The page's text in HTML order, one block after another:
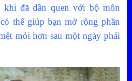
khi đã dần quen với bộ môn
thể giúp bạn mở rộng phần
mỏi hơn sau một ngày phải